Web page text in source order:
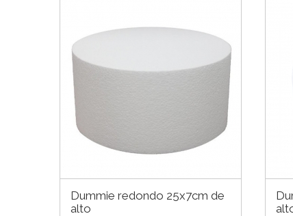
Dummie redondo 25x7cm de
alto